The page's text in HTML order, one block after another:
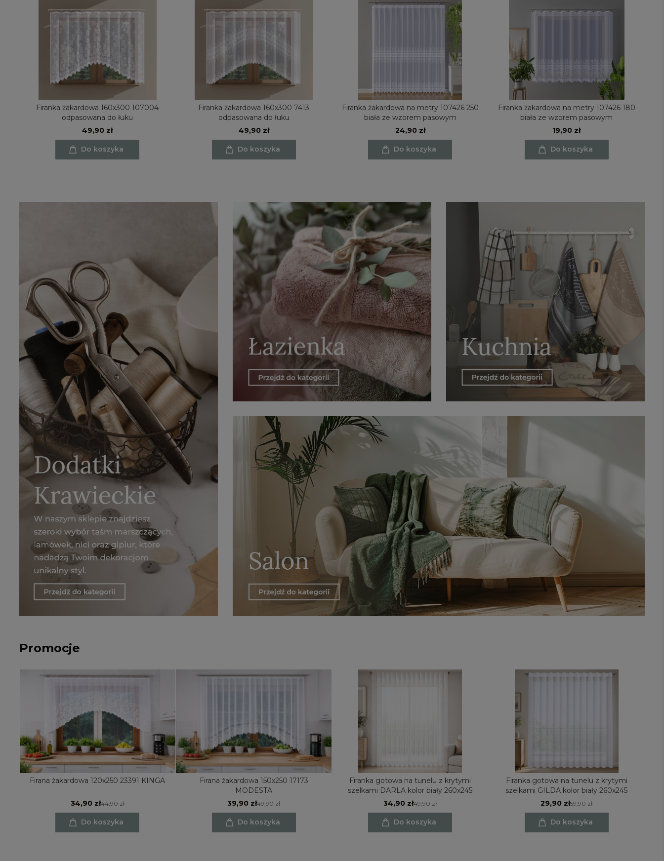
Firanka żakardowa 160x300 107004
odpasowana do łuku
49,90 zł
Do koszyka
Firanka żakardowa 160x300 7413
odpasowana do łuku
49,90 zł
Do koszyka
Firanka żakardowa na metry 107426 250
biała ze wzorem pasowym
24,90 zł
Do koszyka
Firanka żakardowa na metry 107426 180
biała ze wzorem pasowym
19,90 zł
Do koszyka
Promocje
Firana żakardowa 120x250 23391 KINGA
34,90 zł44,90 zł
Do koszyka
Firana żakardowa 150x250 17173
MODESTA
39,90 zł49,90 zł
Do koszyka
Firanka gotowa na tunelu z krytymi
szelkami DARLA kolor biały 260x245
34,90 zł49,90 zł
Do koszyka
Firanka gotowa na tunelu z krytymi
szelkami GILDA kolor biały 260x245
29,90 zł59,90 zł
Do koszyka